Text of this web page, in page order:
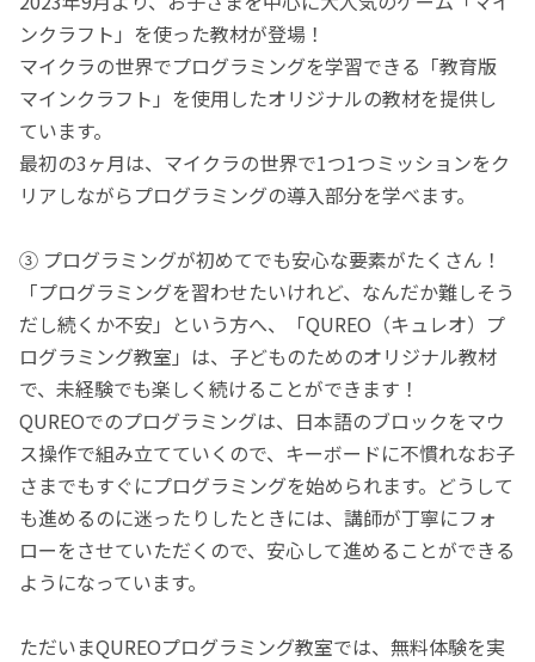
ンクラフト」を使った教材が登場！
マイクラの世界でプログラミングを学習できる「教育版
マインクラフト」を使用したオリジナルの教材を提供し
ています。
最初の3ヶ月は、マイクラの世界で1つ1つミッションをク
リアしながらプログラミングの導入部分を学べます。
③ プログラミングが初めてでも安心な要素がたくさん！
「プログラミングを習わせたいけれど、なんだか難しそう
だし続くか不安」という方へ、「QUREO（キュレオ）プ
ログラミング教室」は、子どものためのオリジナル教材
で、未経験でも楽しく続けることができます！
QUREOでのプログラミングは、日本語のブロックをマウ
ス操作で組み立てていくので、キーボードに不慣れなお子
さまでもすぐにプログラミングを始められます。どうして
も進めるのに迷ったりしたときには、講師が丁寧にフォ
ローをさせていただくので、安心して進めることができる
ようになっています。
ただいまQUREOプログラミング教室では、無料体験を実